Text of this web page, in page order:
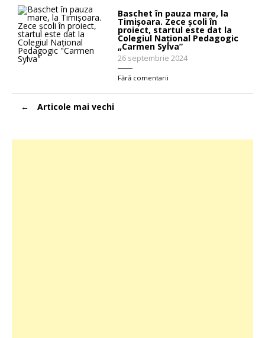
Baschet în pauza mare, la
Timişoara. Zece şcoli în
proiect, startul este dat la
Colegiul Național Pedagogic
„Carmen Sylva”
26 septembrie 2024
Fără comentarii
Navigare
în Articole mai vechi